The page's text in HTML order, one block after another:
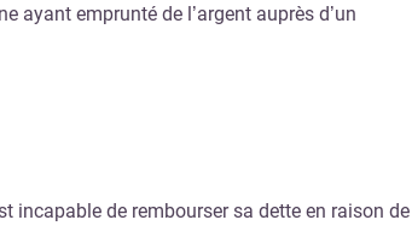
ayant emprunté de l’argent auprès d’un
incapable de rembourser sa dette en raison de